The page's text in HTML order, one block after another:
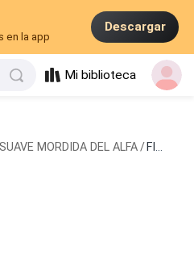
en la app
Descargar
Mi biblioteca
SUAVE MORDIDA DEL ALFA / FINAL